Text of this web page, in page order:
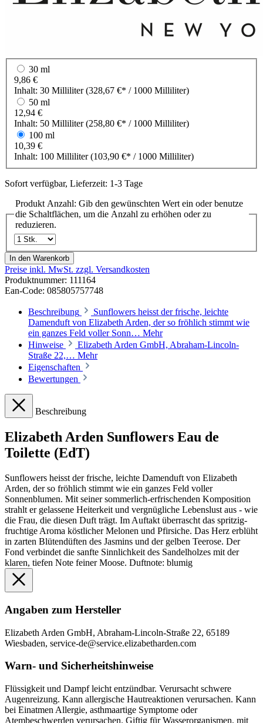
30 ml
9,86 €
Inhalt: 30 Milliliter(328,67 €* / 1000 Milliliter)
50 ml
12,94 €
Inhalt: 50 Milliliter(258,80 €* / 1000 Milliliter)
100 ml
10,39 €
Inhalt: 100 Milliliter(103,90 €* / 1000 Milliliter)
Sofort verfügbar, Lieferzeit: 1-3 Tage
Produkt Anzahl: Gib den gewünschten Wert ein oder benutze
die Schaltflächen, um die Anzahl zu erhöhen oder zu
reduzieren.
In den Warenkorb
Preise inkl. MwSt. zzgl. Versandkosten
Produktnummer: 111164
Ean-Code: 085805757748
Beschreibung
Sunflowers heisst der frische, leichte
Damenduft von Elizabeth Arden, der so fröhlich stimmt wie
ein ganzes Feld voller Sonn… Mehr
Hinweise
Elizabeth Arden GmbH, Abraham-Lincoln-
Straße 22,… Mehr
Eigenschaften
Bewertungen
Beschreibung
Elizabeth Arden Sunflowers Eau de
Toilette (EdT)
Sunflowers heisst der frische, leichte Damenduft von Elizabeth
Arden, der so fröhlich stimmt wie ein ganzes Feld voller
Sonnenblumen. Mit seiner sommerlich-erfrischenden Komposition
strahlt er gelassene Heiterkeit und vergnügliche Lebenslust aus - wie
die Frau, die diesen Duft trägt. Im Auftakt überrascht das spritzig-
fruchtige Aroma köstlicher Melonen und Pfirsiche. Das Herz erblüht
in zarten Blütendüften des Jasmins und der gelben Teerose. Der
Fond verbindet die sanfte Sinnlichkeit des Sandelholzes mit der
klaren, tiefen Note feiner Moose. Duftnote: blumig
Angaben zum Hersteller
Elizabeth Arden GmbH, Abraham-Lincoln-Straße 22, 65189
Wiesbaden, service-de@service.elizabetharden.com
Warn- und Sicherheitshinweise
Flüssigkeit und Dampf leicht entzündbar. Verursacht schwere
Augenreizung. Kann allergische Hautreaktionen verursachen. Kann
bei Einatmen Allergie, asthmaartige Symptome oder
Atembeschwerden verursachen. Giftig für Wasserorganismen, mit